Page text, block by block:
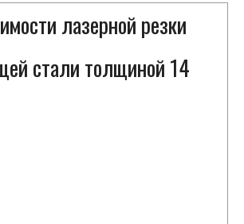
лазерной резки
стали толщиной 14